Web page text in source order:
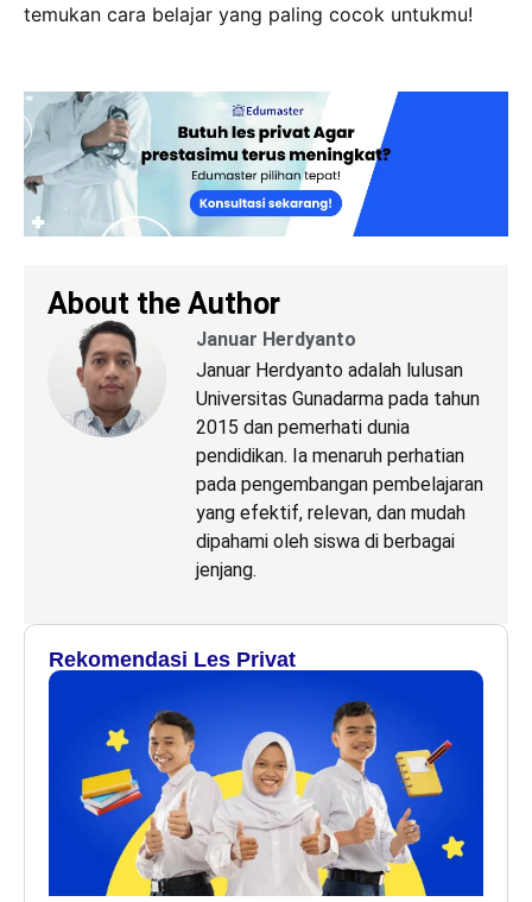
temukan cara belajar yang paling cocok untukmu!
About the Author
Januar Herdyanto
Januar Herdyanto adalah lulusan
Universitas Gunadarma pada tahun
2015 dan pemerhati dunia
pendidikan. Ia menaruh perhatian
pada pengembangan pembelajaran
yang efektif, relevan, dan mudah
dipahami oleh siswa di berbagai
jenjang.
Rekomendasi Les Privat